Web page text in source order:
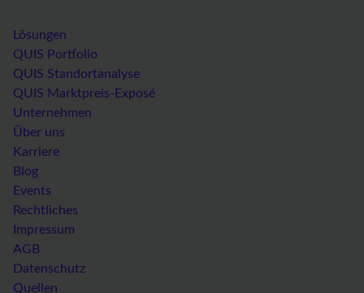
Lösungen
QUIS Portfolio
QUIS Standortanalyse
QUIS Marktpreis-Exposé
Unternehmen
Über uns
Karriere
Blog
Events
Rechtliches
Impressum
AGB
Datenschutz
Quellen